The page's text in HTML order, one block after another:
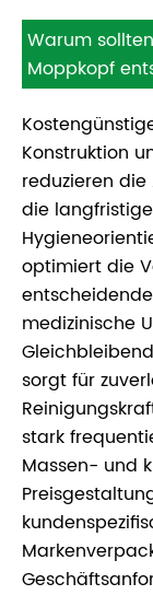
Warum
Moppkopf
Konstruktion
reduzieren
die
optimiert die
medizinische
sorgt für
stark
Massen- und